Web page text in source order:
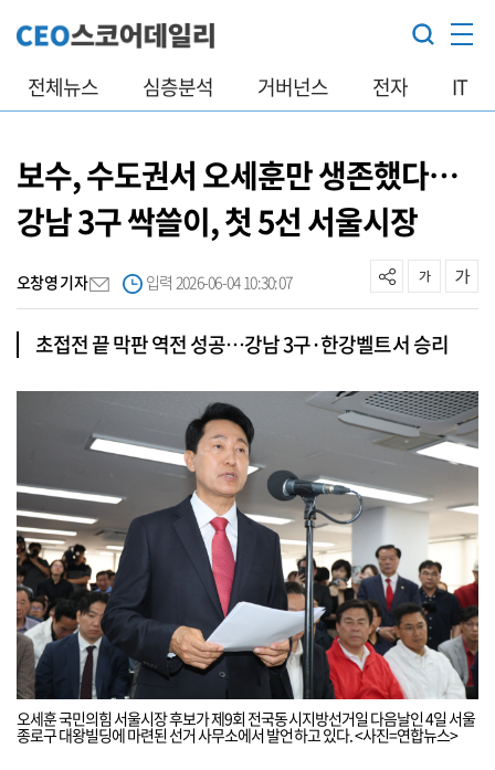
전체뉴스 심층분석 거버넌스 전자 IT
보수, 수도권서 오세훈만 생존했다…
강남 3구 싹쓸이, 첫 5선 서울시장
오창영 기자 입력 2026-06-04 10:30:07
초접전 끝 막판 역전 성공…강남 3구·한강벨트서 승리
오세훈 국민의힘 서울시장 후보가 제9회 전국동시지방선거일 다음날인 4일 서울
종로구 대왕빌딩에 마련된 선거 사무소에서 발언하고 있다. <사진=연합뉴스>